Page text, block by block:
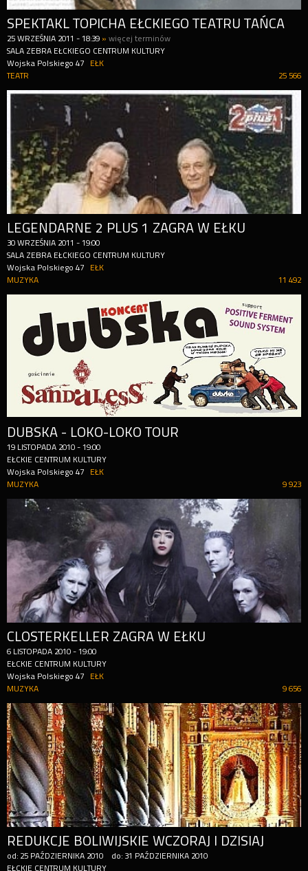
SPEKTAKL TOPICHA EŁCKIEGO TEATRU TAŃCA
25 WRZEŚNIA 2011 -18:39 »więcej terminów
SALA ZEBRA EŁCKIEGO CENTRUM KULTURY
Wojska Polskiego 47
EŁK
25 566
TEATR
LEGENDARNE 2 PLUS 1 ZAGRA W EŁKU
30 WRZEŚNIA 2011 -19:00
SALA ZEBRA EŁCKIEGO CENTRUM KULTURY
Wojska Polskiego 47
EŁK
11 492
MUZYKA
DUBSKA - LOKO-LOKO TOUR
19 LISTOPADA 2010 -19:00
EŁCKIE CENTRUM KULTURY
Wojska Polskiego 47
EŁK
9 923
MUZYKA
CLOSTERKELLER ZAGRA W EŁKU
6 LISTOPADA 2010 -19:00
EŁCKIE CENTRUM KULTURY
Wojska Polskiego 47
EŁK
9 656
MUZYKA
REDUKCJE BOLIWIJSKIE WCZORAJ I DZISIAJ
od: 25 PAŹDZIERNIKA 2010 do: 31 PAŹDZIERNIKA 2010
EŁCKIE CENTRUM KULTURY